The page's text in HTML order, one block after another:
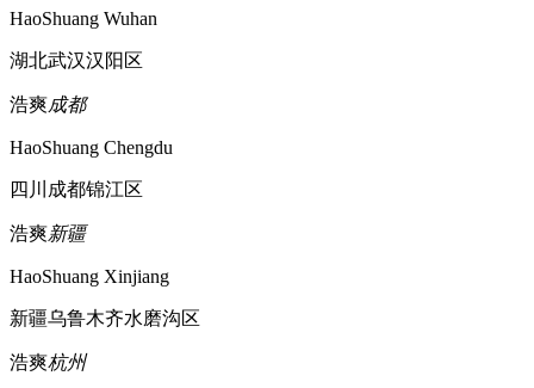
HaoShuang Wuhan
湖北武汉汉阳区
浩爽成都
HaoShuang Chengdu
四川成都锦江区
浩爽新疆
HaoShuang Xinjiang
新疆乌鲁木齐水磨沟区
浩爽杭州